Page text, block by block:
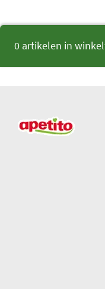
0 artikelen in